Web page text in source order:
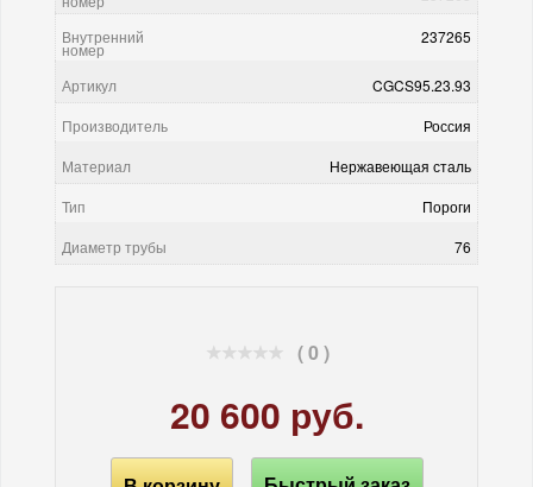
Внутренний
номер
237265
Артикул
CGCS95.23.93
Производитель
Россия
Материал
Нержавеющая сталь
Тип
Пороги
Диаметр трубы
76
( 0 )
20 600 руб.